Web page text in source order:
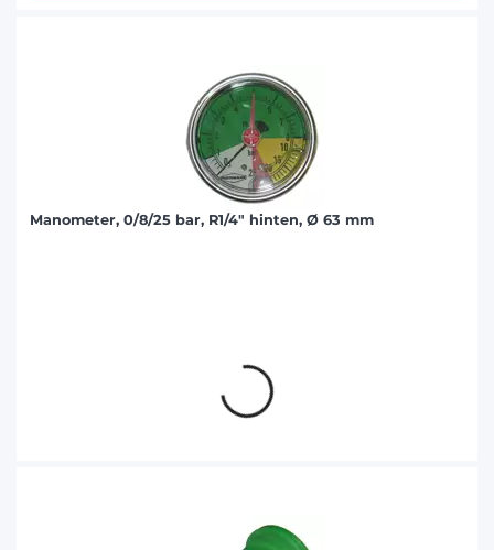
Manometer, 0/8/25 bar, R1/4" hinten, Ø 63 mm
Angebot auf Anfrage